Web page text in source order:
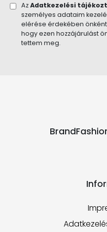
AzAdatkezelési
személyes adataim
elérése érdekében
hogy ezen hozzájárulást
tettem meg.